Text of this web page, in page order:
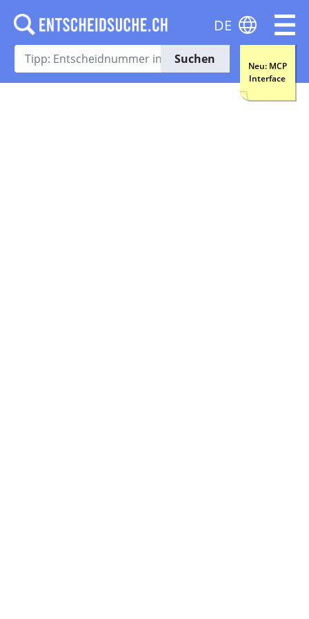
Suchen
Neu: MCP
Interface
DE